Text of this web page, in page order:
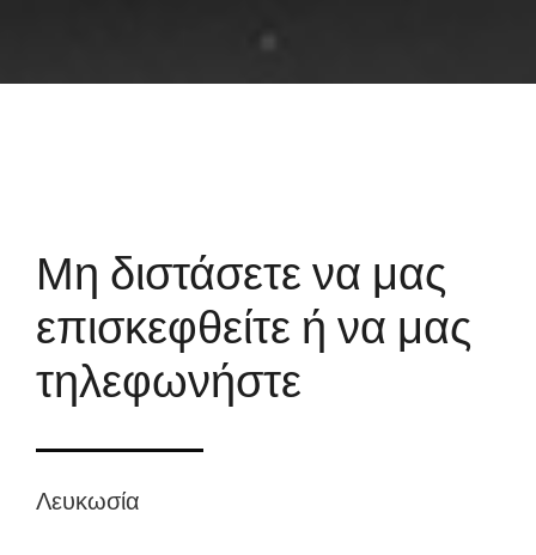
Μη διστάσετε να μας
επισκεφθείτε ή να μας
τηλεφωνήστε
Λευκωσία